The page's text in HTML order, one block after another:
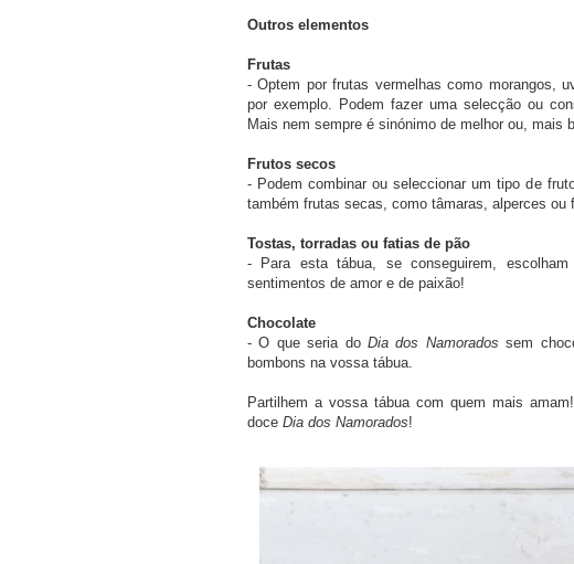
Outros elementos
Frutas
- Optem por frutas vermelhas como morangos,
por exemplo. Podem fazer uma selecção ou
Mais nem sempre é sinónimo de melhor ou, mais
Frutos secos
- Podem combinar ou seleccionar um tipo de
também frutas secas, como tâmaras, alperces ou
Tostas, torradas ou fatias de pão
- Para esta tábua, se conseguirem,
sentimentos de amor e de paixão!
Chocolate
- O que seria do Dia dos Namorados sem
bombons na vossa tábua.
Partilhem a vossa tábua com quem mais
doce Dia dos Namorados!